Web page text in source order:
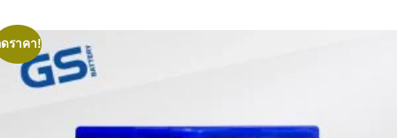
ราคา!